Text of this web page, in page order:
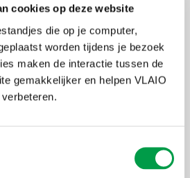
cookies op deze website
die op je computer,
worden tijdens je bezoek
maken de interactie tussen de
gemakkelijker en helpen VLAIO
de Vlaamse minister van Economie.
en leasingovereenkomsten
en leasingovereenkomsten reeds
schulden van bestaande kredieten
die reeds onder de waarborg werden
nog niet onder de